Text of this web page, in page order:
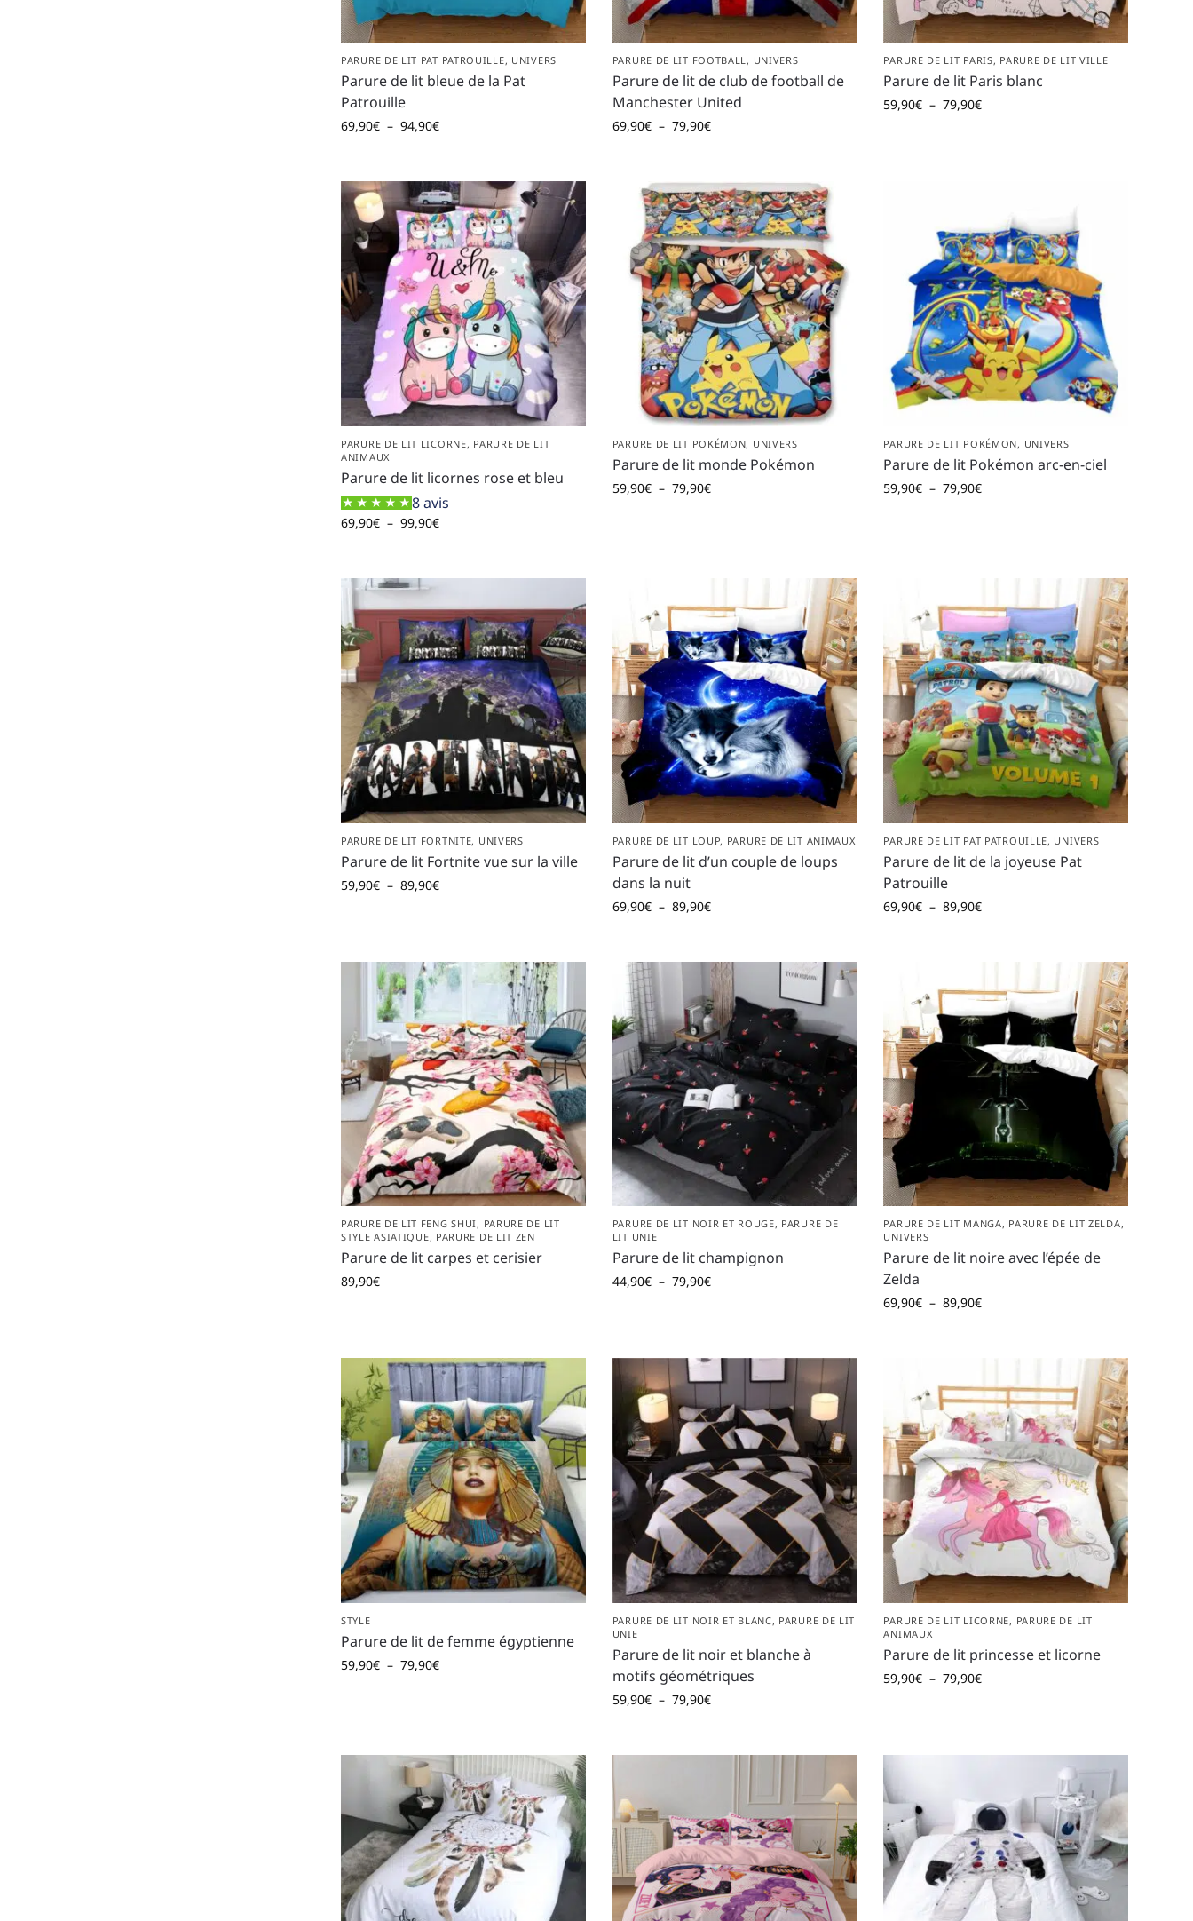
PARURE DE LIT PAT PATROUILLE, UNIVERS
Parure de lit bleue de la Pat
Patrouille
69,90€ – 94,90€
PARURE DE LIT FOOTBALL, UNIVERS
Parure de lit de club de football de
Manchester United
69,90€ – 79,90€
PARURE DE LIT PARIS, PARURE DE LIT VILLE
Parure de lit Paris blanc
59,90€ – 79,90€
PARURE DE LIT LICORNE, PARURE DE LIT
ANIMAUX
Parure de lit licornes rose et bleu
8 avis
69,90€ – 99,90€
PARURE DE LIT POKÉMON, UNIVERS
Parure de lit monde Pokémon
59,90€ – 79,90€
PARURE DE LIT POKÉMON, UNIVERS
Parure de lit Pokémon arc-en-ciel
59,90€ – 79,90€
PARURE DE LIT FORTNITE, UNIVERS
Parure de lit Fortnite vue sur la ville
59,90€ – 89,90€
PARURE DE LIT LOUP, PARURE DE LIT ANIMAUX
Parure de lit d’un couple de loups
dans la nuit
69,90€ – 89,90€
PARURE DE LIT PAT PATROUILLE, UNIVERS
Parure de lit de la joyeuse Pat
Patrouille
69,90€ – 89,90€
PARURE DE LIT FENG SHUI, PARURE DE LIT
STYLE ASIATIQUE, PARURE DE LIT ZEN
Parure de lit carpes et cerisier
89,90€
PARURE DE LIT NOIR ET ROUGE, PARURE DE
LIT UNIE
Parure de lit champignon
44,90€ – 79,90€
PARURE DE LIT MANGA, PARURE DE LIT ZELDA,
UNIVERS
Parure de lit noire avec l’épée de
Zelda
69,90€ – 89,90€
STYLE
Parure de lit de femme égyptienne
59,90€ – 79,90€
PARURE DE LIT NOIR ET BLANC, PARURE DE LIT
UNIE
Parure de lit noir et blanche à
motifs géométriques
59,90€ – 79,90€
PARURE DE LIT LICORNE, PARURE DE LIT
ANIMAUX
Parure de lit princesse et licorne
59,90€ – 79,90€